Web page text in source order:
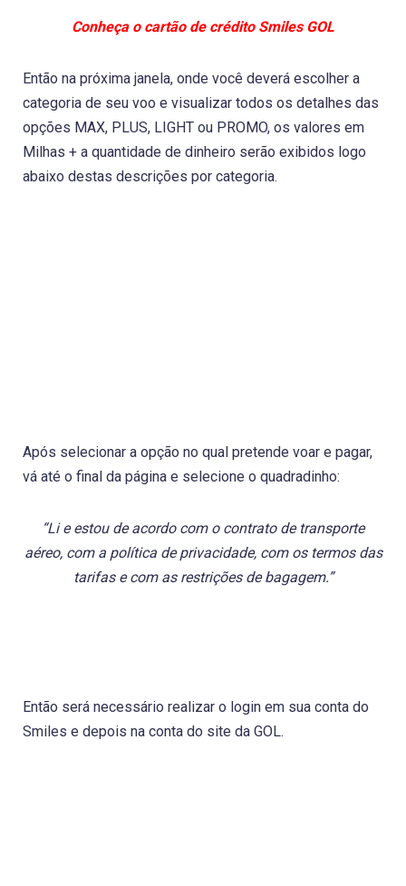
Conheça o cartão de crédito Smiles GOL
Então na próxima janela, onde você deverá escolher a
categoria de seu voo e visualizar todos os detalhes das
opções MAX, PLUS, LIGHT ou PROMO, os valores em
Milhas + a quantidade de dinheiro serão exibidos logo
abaixo destas descrições por categoria.
Após selecionar a opção no qual pretende voar e pagar,
vá até o final da página e selecione o quadradinho:
“Li e estou de acordo com o contrato de transporte
aéreo, com a política de privacidade, com os termos das
tarifas e com as restrições de bagagem.”
Então será necessário realizar o login em sua conta do
Smiles e depois na conta do site da GOL.